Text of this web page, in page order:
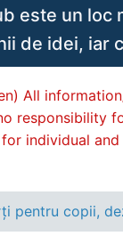
este un
de idei, iar
All
individual
pentru copii,